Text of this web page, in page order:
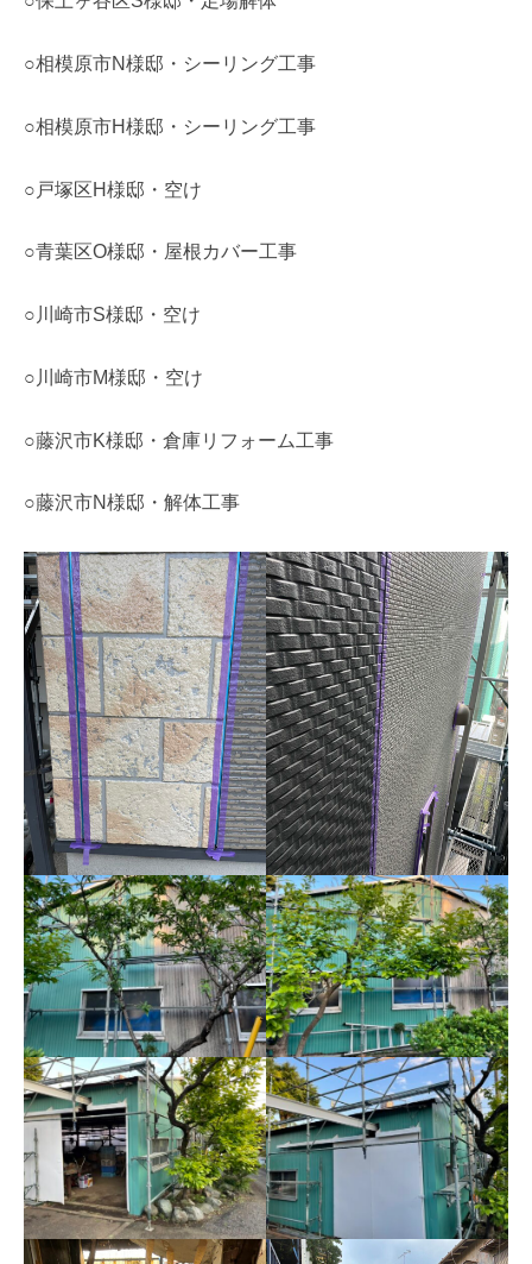
○相模原市N様邸・シーリング工事
○相模原市H様邸・シーリング工事
○戸塚区H様邸・空け
○青葉区O様邸・屋根カバー工事
○川崎市S様邸・空け
○川崎市M様邸・空け
○藤沢市K様邸・倉庫リフォーム工事
○藤沢市N様邸・解体工事